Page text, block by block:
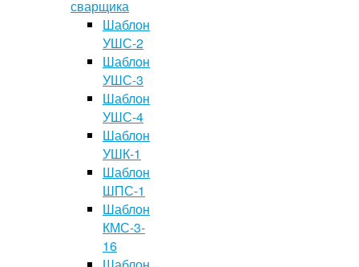
сварщика
Шаблон
УШС-2
Шаблон
УШС-3
Шаблон
УШС-4
Шаблон
УШК-1
Шаблон
ШПС-1
Шаблон
КМС-3-
16